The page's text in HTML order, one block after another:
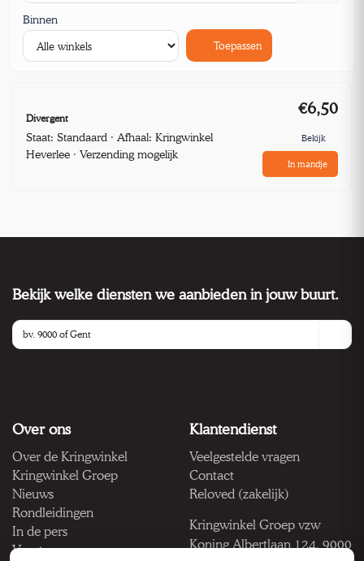
Binnen
Toepassen
Divergent
Staat: Standaard · Afhaal: Kringwinkel
Heverlee · Verzending mogelijk
€6,50
Bekijk
In mandje
Bekijk welke diensten we aanbieden in jouw buurt.
Over ons
Over de Kringwinkel
Kringwinkel Groep
Nieuws
Rondleidingen
In de pers
Vacatures
Klantendienst
Veelgestelde vragen
Contact
Reloved (zakelijk)
Kringwinkel Groep vzw
Koning Albertlaan 124, 9000